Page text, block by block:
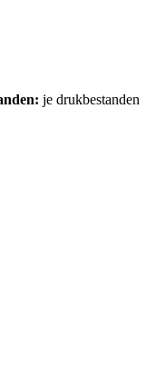
je drukbestanden